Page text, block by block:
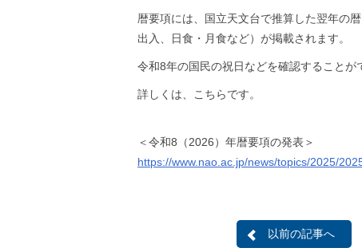
暦要項には、国立天文台で推算した翌年の
出入、日食・月食など）が掲載されます。
令和8年の国民の祝日などを確認することが
詳しくは、こちらです。
＜令和8（2026）年暦要項の発表＞
https://www.nao.ac.jp/news/topics/2025/
以前の記事へ